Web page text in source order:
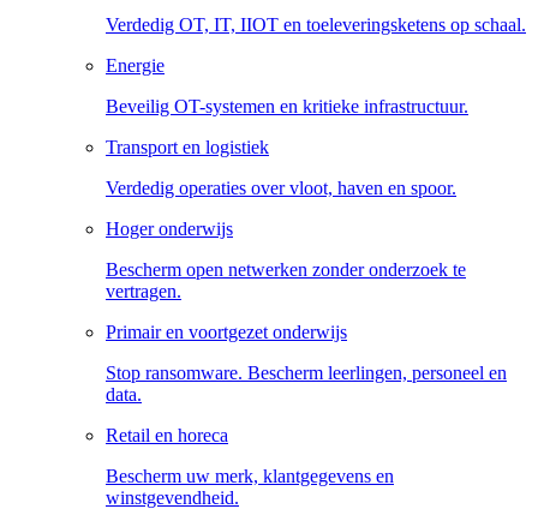
Verdedig OT, IT, IIOT en toeleveringsketens op schaal.
Energie
Beveilig OT-systemen en kritieke infrastructuur.
Transport en logistiek
Verdedig operaties over vloot, haven en spoor.
Hoger onderwijs
Bescherm open netwerken zonder onderzoek te
vertragen.
Primair en voortgezet onderwijs
Stop ransomware. Bescherm leerlingen, personeel en
data.
Retail en horeca
Bescherm uw merk, klantgegevens en
winstgevendheid.